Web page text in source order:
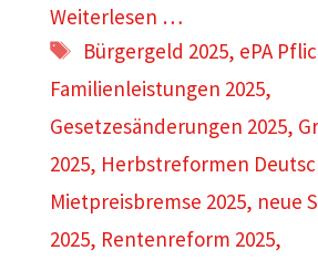
Weiterlesen …
Schlagwörter
Bürgergeld 2025, ePA
Familienleistungen 2025,
Gesetzesänderungen 2025,
2025, Herbstreformen
Mietpreisbremse 2025, neue
2025, Rentenreform 2025,